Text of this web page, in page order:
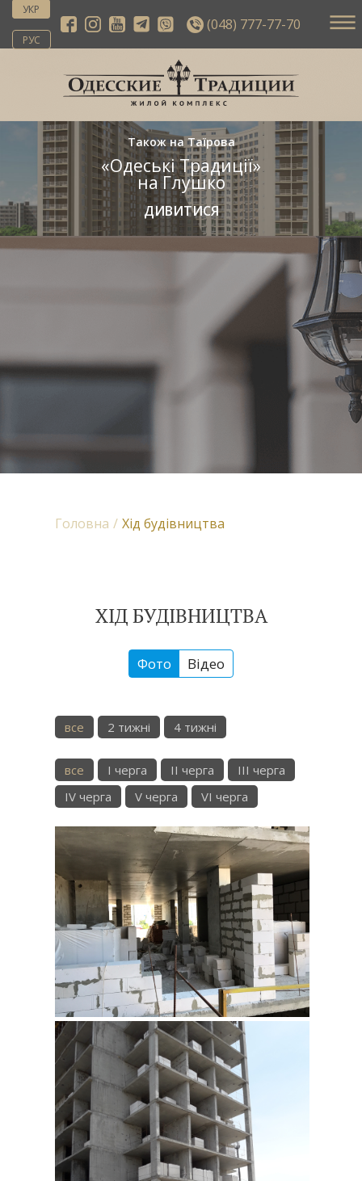
УКР
РУС
(048) 777-77-70
Також на Таїрова
«Одеські Традиції»
на Глушко
ДИВИТИСЯ
Головна Хід будівництва
ХІД БУДІВНИЦТВА
Фото Відео
все 2 тижні 4 тижні
все I черга II черга
III черга
IV черга
V черга VI черга